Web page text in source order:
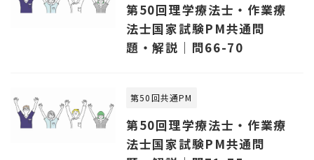
第50回理学療法士・作業療
法士国家試験PM共通問
題・解説｜問66-70
第50回共通PM
第50回理学療法士・作業療
法士国家試験PM共通問